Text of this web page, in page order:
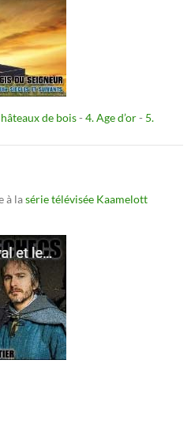
de bois- 4. Age d’or- 5.
à lasérie télévisée Kaamelott